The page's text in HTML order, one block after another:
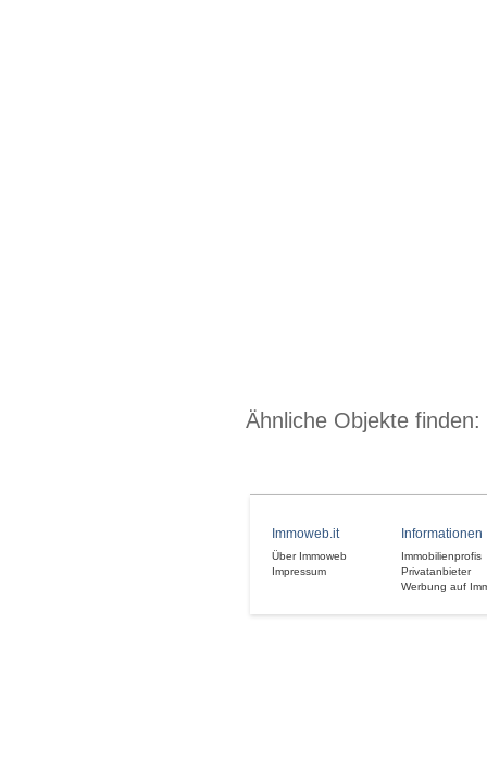
Ähnliche Objekte finden:
Immoweb.it
Über Immoweb
Impressum
Informationen
Immobilienprofis
Privatanbieter
Werbung auf